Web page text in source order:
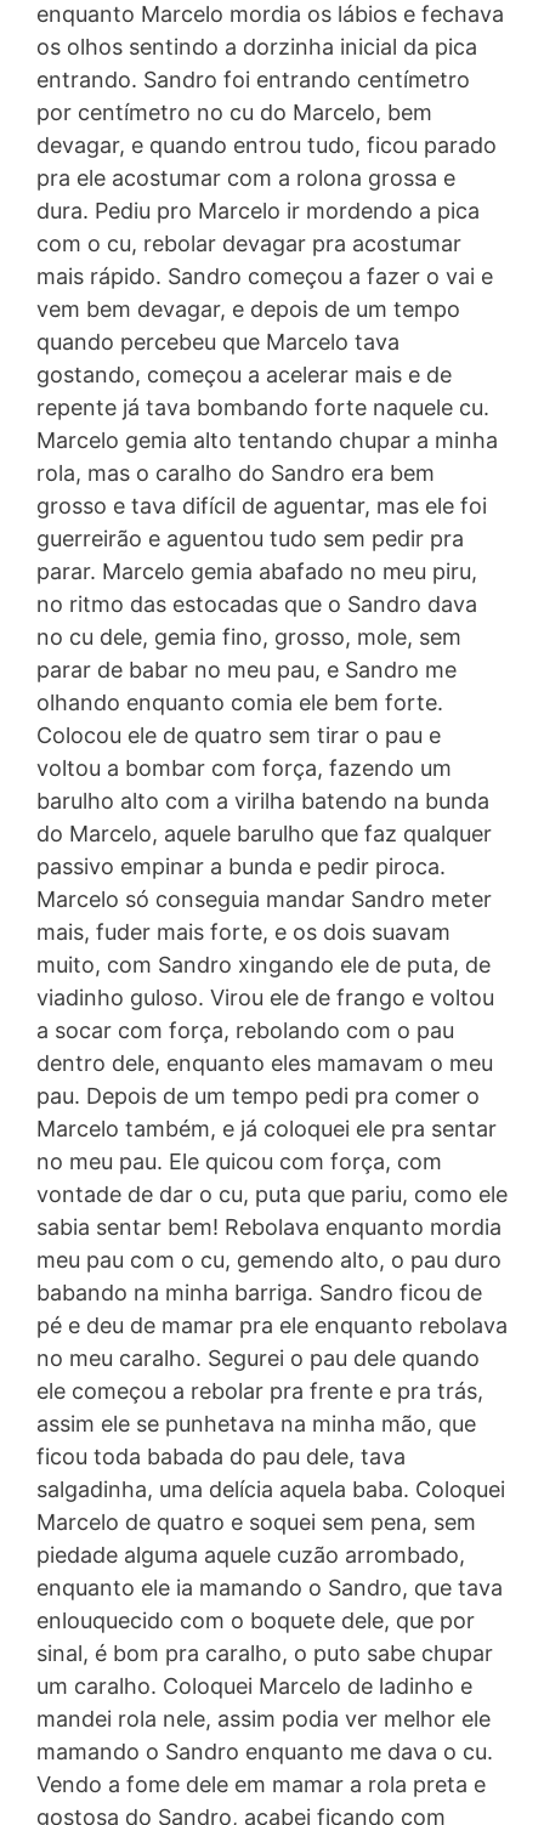
enquanto Marcelo mordia os lábios e fechava
os olhos sentindo a dorzinha inicial da pica
entrando. Sandro foi entrando centímetro
por centímetro no cu do Marcelo, bem
devagar, e quando entrou tudo, ficou parado
pra ele acostumar com a rolona grossa e
dura. Pediu pro Marcelo ir mordendo a pica
com o cu, rebolar devagar pra acostumar
mais rápido. Sandro começou a fazer o vai e
vem bem devagar, e depois de um tempo
quando percebeu que Marcelo tava
gostando, começou a acelerar mais e de
repente já tava bombando forte naquele cu.
Marcelo gemia alto tentando chupar a minha
rola, mas o caralho do Sandro era bem
grosso e tava difícil de aguentar, mas ele foi
guerreirão e aguentou tudo sem pedir pra
parar. Marcelo gemia abafado no meu piru,
no ritmo das estocadas que o Sandro dava
no cu dele, gemia fino, grosso, mole, sem
parar de babar no meu pau, e Sandro me
olhando enquanto comia ele bem forte.
Colocou ele de quatro sem tirar o pau e
voltou a bombar com força, fazendo um
barulho alto com a virilha batendo na bunda
do Marcelo, aquele barulho que faz qualquer
passivo empinar a bunda e pedir piroca.
Marcelo só conseguia mandar Sandro meter
mais, fuder mais forte, e os dois suavam
muito, com Sandro xingando ele de puta, de
viadinho guloso. Virou ele de frango e voltou
a socar com força, rebolando com o pau
dentro dele, enquanto eles mamavam o meu
pau. Depois de um tempo pedi pra comer o
Marcelo também, e já coloquei ele pra sentar
no meu pau. Ele quicou com força, com
vontade de dar o cu, puta que pariu, como ele
sabia sentar bem! Rebolava enquanto mordia
meu pau com o cu, gemendo alto, o pau duro
babando na minha barriga. Sandro ficou de
pé e deu de mamar pra ele enquanto rebolava
no meu caralho. Segurei o pau dele quando
ele começou a rebolar pra frente e pra trás,
assim ele se punhetava na minha mão, que
ficou toda babada do pau dele, tava
salgadinha, uma delícia aquela baba. Coloquei
Marcelo de quatro e soquei sem pena, sem
piedade alguma aquele cuzão arrombado,
enquanto ele ia mamando o Sandro, que tava
enlouquecido com o boquete dele, que por
sinal, é bom pra caralho, o puto sabe chupar
um caralho. Coloquei Marcelo de ladinho e
mandei rola nele, assim podia ver melhor ele
mamando o Sandro enquanto me dava o cu.
Vendo a fome dele em mamar a rola preta e
gostosa do Sandro, acabei ficando com